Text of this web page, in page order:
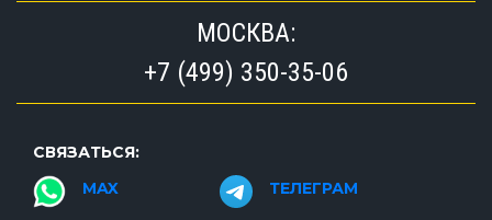
МОСКВА:
+7 (499) 350-35-06
СВЯЗАТЬСЯ:
MAX
ТЕЛЕГРАМ